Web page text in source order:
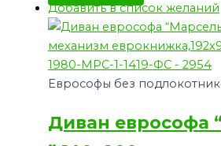
Добавить в список желаний
Еврософы без
Диван еврософа